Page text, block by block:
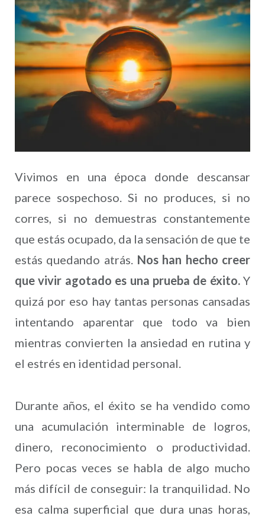
Vivimos en una época donde descansar
parece sospechoso. Si no produces, si no
corres, si no demuestras constantemente
que estás ocupado, da la sensación de que te
estás quedando atrás. Nos han hecho creer
que vivir agotado es una prueba de éxito.Y
quizá por eso hay tantas personas cansadas
intentando aparentar que todo va bien
mientras convierten la ansiedad en rutina y
el estrés en identidad personal.
Durante años, el éxito se ha vendido como
una acumulación interminable de logros,
dinero, reconocimiento o productividad.
Pero pocas veces se habla de algo mucho
más difícil de conseguir: la tranquilidad. No
esa calma superficial que dura unas horas,